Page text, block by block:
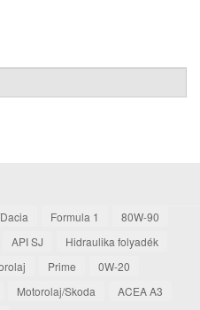
Formula 1
80W-90
API SJ
Hidraulika folyadék
Prime
0W-20
Motorolaj/Skoda
ACEA A3